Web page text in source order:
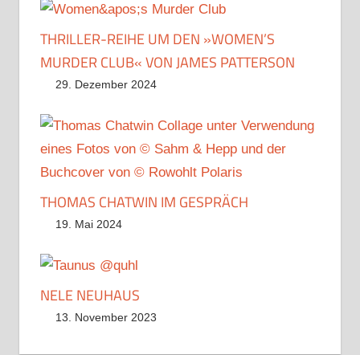
THRILLER-REIHE UM DEN »WOMEN’S
MURDER CLUB« VON JAMES PATTERSON
29. Dezember 2024
THOMAS CHATWIN IM GESPRÄCH
19. Mai 2024
NELE NEUHAUS
13. November 2023